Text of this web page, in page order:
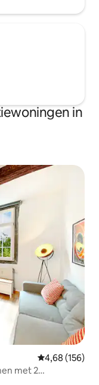
in
Gemiddelde
4,68 (156)
met 2